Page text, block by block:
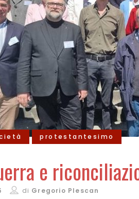
protestantesimo
e
di Gregorio Plescan